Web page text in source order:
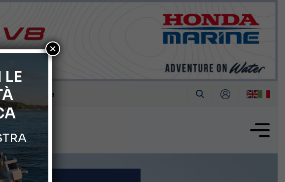
Geniuss
di Genova
2026
attese a settembre
il diportista
×